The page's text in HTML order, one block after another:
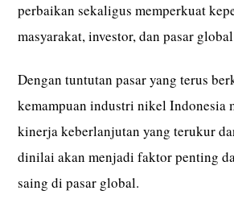
perbaikan sekaligus memperkuat
masyarakat, investor, dan pasar
Dengan tuntutan pasar yang terus
kemampuan industri nikel Indonesia
kinerja keberlanjutan yang terukur
dinilai akan menjadi faktor penting
saing di pasar global.